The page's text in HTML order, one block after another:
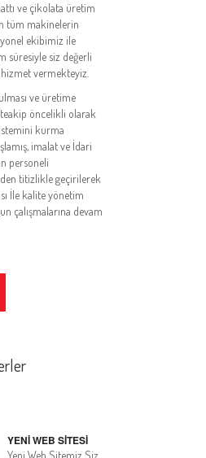
ve çikolata üretim
tüm makinelerin
ekibimiz ile
süresiyle siz değerli
vermekteyiz.
ve üretime
öncelikli olarak
kurma
imalat ve İdari
personeli
titizlikle geçirilerek
İle kalite yönetim
çalışmalarına devam
YENİ WEB SİTESİ
Yeni Web Sitemiz Siz